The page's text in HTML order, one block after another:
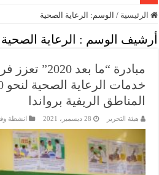
الرئيسية / الوسم: الرعاية الصحية
أرشيف الوسم : الرعاية الصحية
مبادرة “ما
المناطق الريفية برواندا
هيئة التحرير 28 ديسمبر، 2021 انشطة